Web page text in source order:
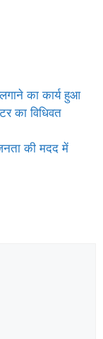
का कार्य हुआ
का विधिवत
की मदद में